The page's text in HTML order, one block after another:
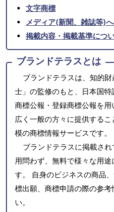
文字商標
メディア(新聞、雑誌等)
掲載内容・掲載基準につ
ブランドテラスとは
ブランドテラスは、知的
士」の監修のもと、日本国
商標公報・登録商標公報を
広く一般の方々に提供する
模の商標情報サービスです。
ブランドテラスに掲載さ
用問わず、無料で様々な用
す。 自身のビジネスの商品
標出願、商標申請の際の参
い。